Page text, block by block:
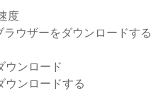
度
ウザーをダウンロードする
ウンロード
ウンロードする